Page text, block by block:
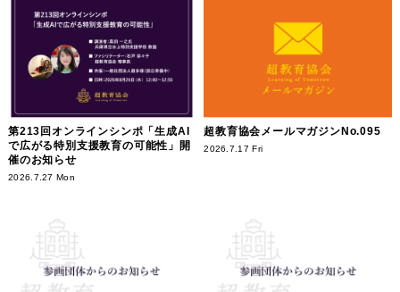
第213回オンラインシンポ「生成AI
で広がる特別支援教育の可能性」開
催のお知らせ
2026.7.27 Mon
超教育協会メールマガジンNo.095
2026.7.17 Fri